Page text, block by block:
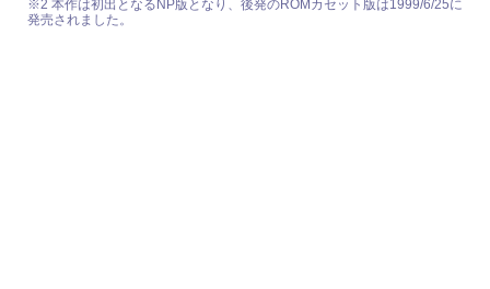
※2 本作は初出となるNP版となり、後発のROMカセット版は1999/6/25に
発売されました。